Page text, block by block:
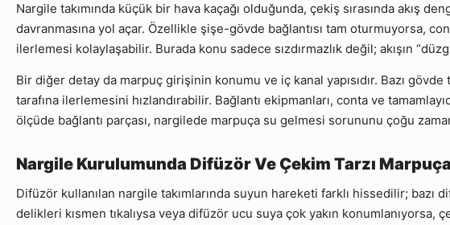
Nargile takımında küçük bir hava kaçağı olduğunda, çekiş sırasında akış
davranmasına yol açar. Özellikle şişe-gövde bağlantısı tam oturmuyorsa,
ilerlemesi kolaylaşabilir. Burada konu sadece sızdırmazlık değil; akışın
Bir diğer detay da marpuç girişinin konumu ve iç kanal yapısıdır. Bazı
tarafına ilerlemesini hızlandırabilir. Bağlantı ekipmanları, conta ve
ölçüde bağlantı parçası, nargilede marpuça su gelmesi sorununu çoğu
Nargile Kurulumunda Difüzör Ve Çekim Tarzı
Difüzör kullanılan nargile takımlarında suyun hareketi farklı hissedilir; bazı
delikleri kısmen tıkalıysa veya difüzör ucu suya çok yakın